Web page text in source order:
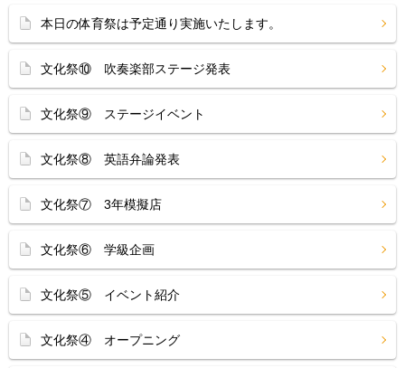
本日の体育祭は予定通り実施いたします。
文化祭⑩ 吹奏楽部ステージ発表
文化祭⑨ ステージイベント
文化祭⑧ 英語弁論発表
文化祭⑦ 3年模擬店
文化祭⑥ 学級企画
文化祭⑤ イベント紹介
文化祭④ オープニング